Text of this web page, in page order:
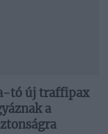
tó új traffipax
a